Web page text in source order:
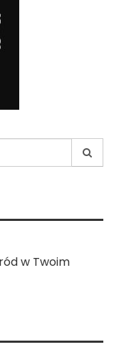
w Twoim